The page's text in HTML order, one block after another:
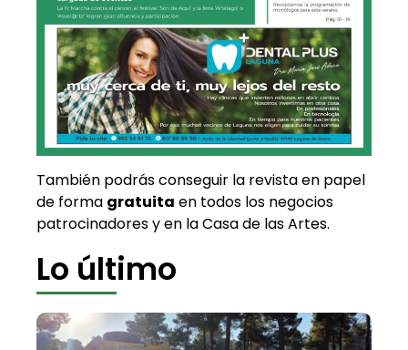
También podrás conseguir la revista en papel
de forma gratuita en todos los negocios
patrocinadores y en la Casa de las Artes.
Lo último